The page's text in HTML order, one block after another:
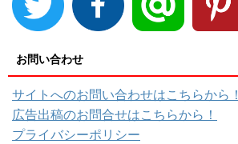
お問い合わせ
サイトへのお問い合わせはこちらから！
広告出稿のお問合せはこちらから！
プライバシーポリシー